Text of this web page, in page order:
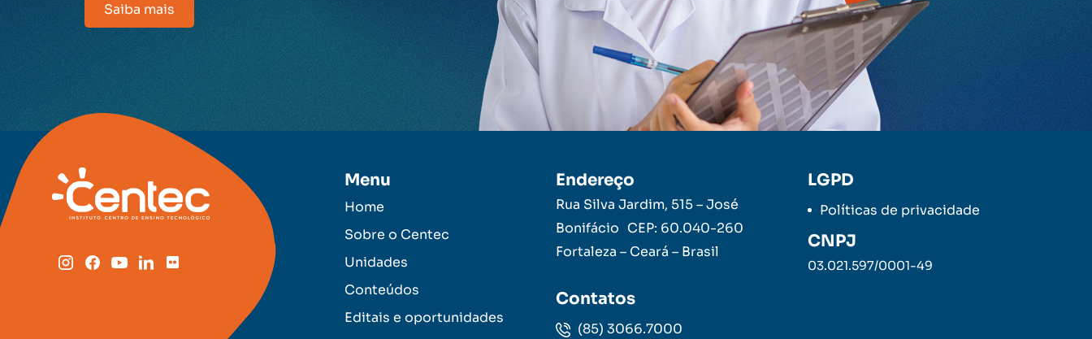
Saiba mais
Menu
Home
Sobre o Centec
Unidades
Conteúdos
Editais e oportunidades
Endereço
Rua Silva Jardim, 515 – José
Bonifácio CEP: 60.040-260
Fortaleza – Ceará – Brasil
Contatos
(85) 3066.7000
LGPD
Políticas de privacidade
CNPJ
03.021.597/0001-49